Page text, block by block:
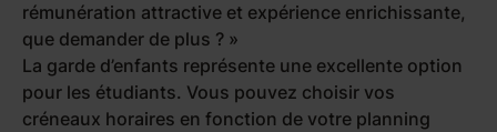
rémunération attractive et expérience enrichissante,
que demander de plus ? »
La garde d’enfants représente une excellente option
pour les étudiants. Vous pouvez choisir vos
créneaux horaires en fonction de votre planning